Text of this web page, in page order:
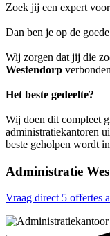
Zoek jij een expert
Dan ben je op de
Wij zorgen dat jij die
Westendorp
Het beste gedeelte?
Wij doen dit compleet
administratiekantoren
beste geholpen wordt
Administratie
Vraag direct 5 offertes